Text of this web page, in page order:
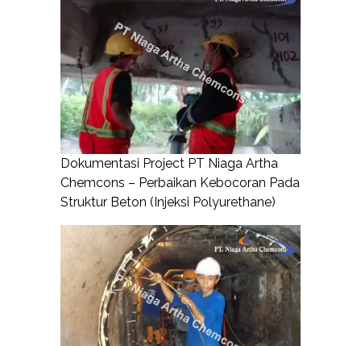
Dokumentasi Project PT Niaga Artha
Chemcons – Perbaikan Kebocoran Pada
Struktur Beton (Injeksi Polyurethane)